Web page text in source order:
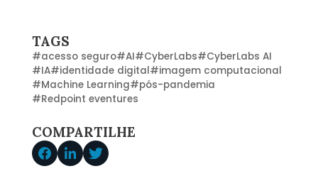
TAGS
#acesso seguro#AI#CyberLabs#CyberLabs AI
#IA#identidade digital#imagem computacional
#Machine Learning#pós-pandemia
#Redpoint eventures
COMPARTILHE